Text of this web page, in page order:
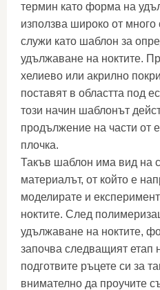
термин като форма на
използва широко от
служи като шаблон за
удължаване на ноктите.
хелиево или акрилно
поставят в областта под
този начин шаблонът
продължение на части от
плочка.
Такъв шаблон има вид на
материалът, от който е
моделирате и
ноктите. След
удължаване на ноктите,
започва следващият етап
подготвите ръцете си за
внимателно да проучите